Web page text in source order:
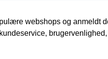
webshops og anmeldt